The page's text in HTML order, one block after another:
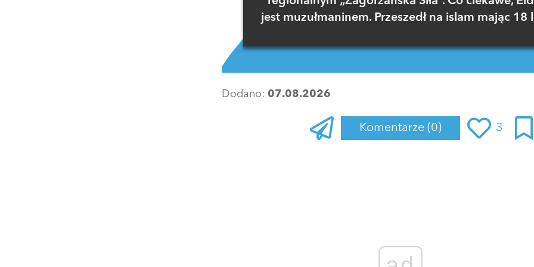
jest muzułmaninem. Przeszedł na islam mając 18
Dodano: 07.08.2026
Komentarze (0) 3